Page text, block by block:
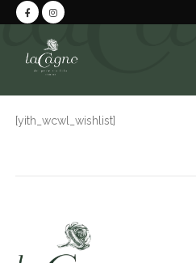
[yith_wcwl_wishlist]